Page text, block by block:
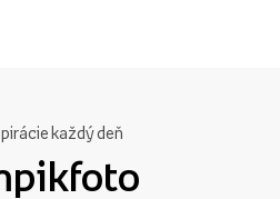
každý deň